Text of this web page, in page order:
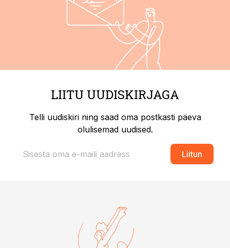
LIITU UUDISKIRJAGA
Telli uudiskiri ning saad oma postkasti päeva
olulisemad uudised.
Liitun